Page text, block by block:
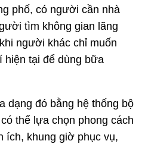
phố, có người cần nhà
tìm không gian lãng
người khác chỉ muốn
hiện tại để dùng bữa
dạng đó bằng hệ thống bộ
thể lựa chọn phong cách
ích, khung giờ phục vụ,